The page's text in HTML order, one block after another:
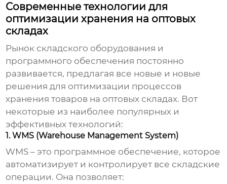
Современные технологии для
оптимизации хранения на оптовых
складах
Рынок складского оборудования и
программного обеспечения постоянно
развивается, предлагая все новые и новые
решения для оптимизации процессов
хранения товаров на оптовых складах. Вот
некоторые из наиболее популярных и
эффективных технологий:
1. WMS (Warehouse Management System)
WMS – это программное обеспечение, которое
автоматизирует и контролирует все складские
операции. Она позволяет: